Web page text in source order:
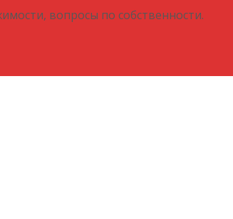
вопросы по собственности.